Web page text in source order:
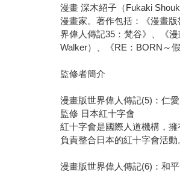
漫畫 深木紹子（Fukaki
漫畫家。著作包括：《漫畫
界偉人傳記35：梵谷》、《
Walker）、《RE：BORN～
監修者簡介
漫畫版世界偉人傳記(5)：仁
監修 日本紅十字會
紅十字會是國際人道機構，
負責整合日本的紅十字會活動
漫畫版世界偉人傳記(6)：和